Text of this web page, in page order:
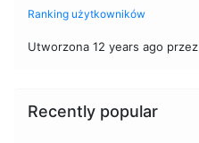
Ranking użytkowników
Utworzona 12 years ago przez
Recently popular